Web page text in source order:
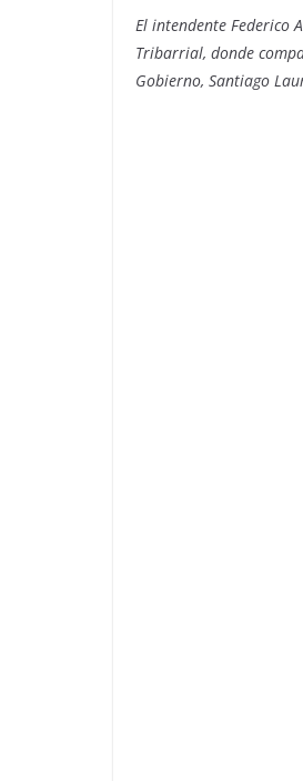
El intendente Federico
Tribarrial, donde
Gobierno, Santiago